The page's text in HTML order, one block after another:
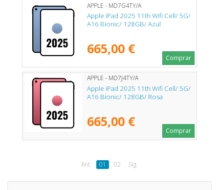
APPLE - MD7G4TY/A
Apple iPad 2025 11th Wifi Cell/ 5G/
A16 Bionic/ 128GB/ Azul
665,00 €
Comprar
APPLE - MD7J4TY/A
Apple iPad 2025 11th Wifi Cell/ 5G/
A16 Bionic/ 128GB/ Rosa
665,00 €
Comprar
Ant. 01 02 Sig.